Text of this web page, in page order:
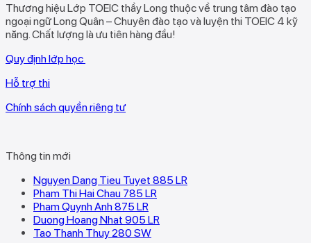
Thương hiệu Lớp TOEIC thầy Long thuộc về trung tâm đào tạo
ngoại ngữ Long Quân – Chuyên đào tạo và luyện thi TOEIC 4 kỹ
năng. Chất lượng là ưu tiên hàng đầu!
Quy định lớp học
Hỗ trợ thi
Chính sách quyền riêng tư
Thông tin mới
Nguyen Dang Tieu Tuyet 885 LR
Pham Thi Hai Chau 785 LR
Pham Quynh Anh 875 LR
Duong Hoang Nhat 905 LR
Tao Thanh Thuy 280 SW